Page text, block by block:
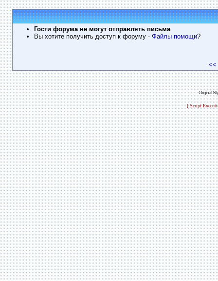
Гости форума не могут отправлять письма
Вы хотите получить доступ к форуму - Файлы помощи?
<<
Original
[ Script